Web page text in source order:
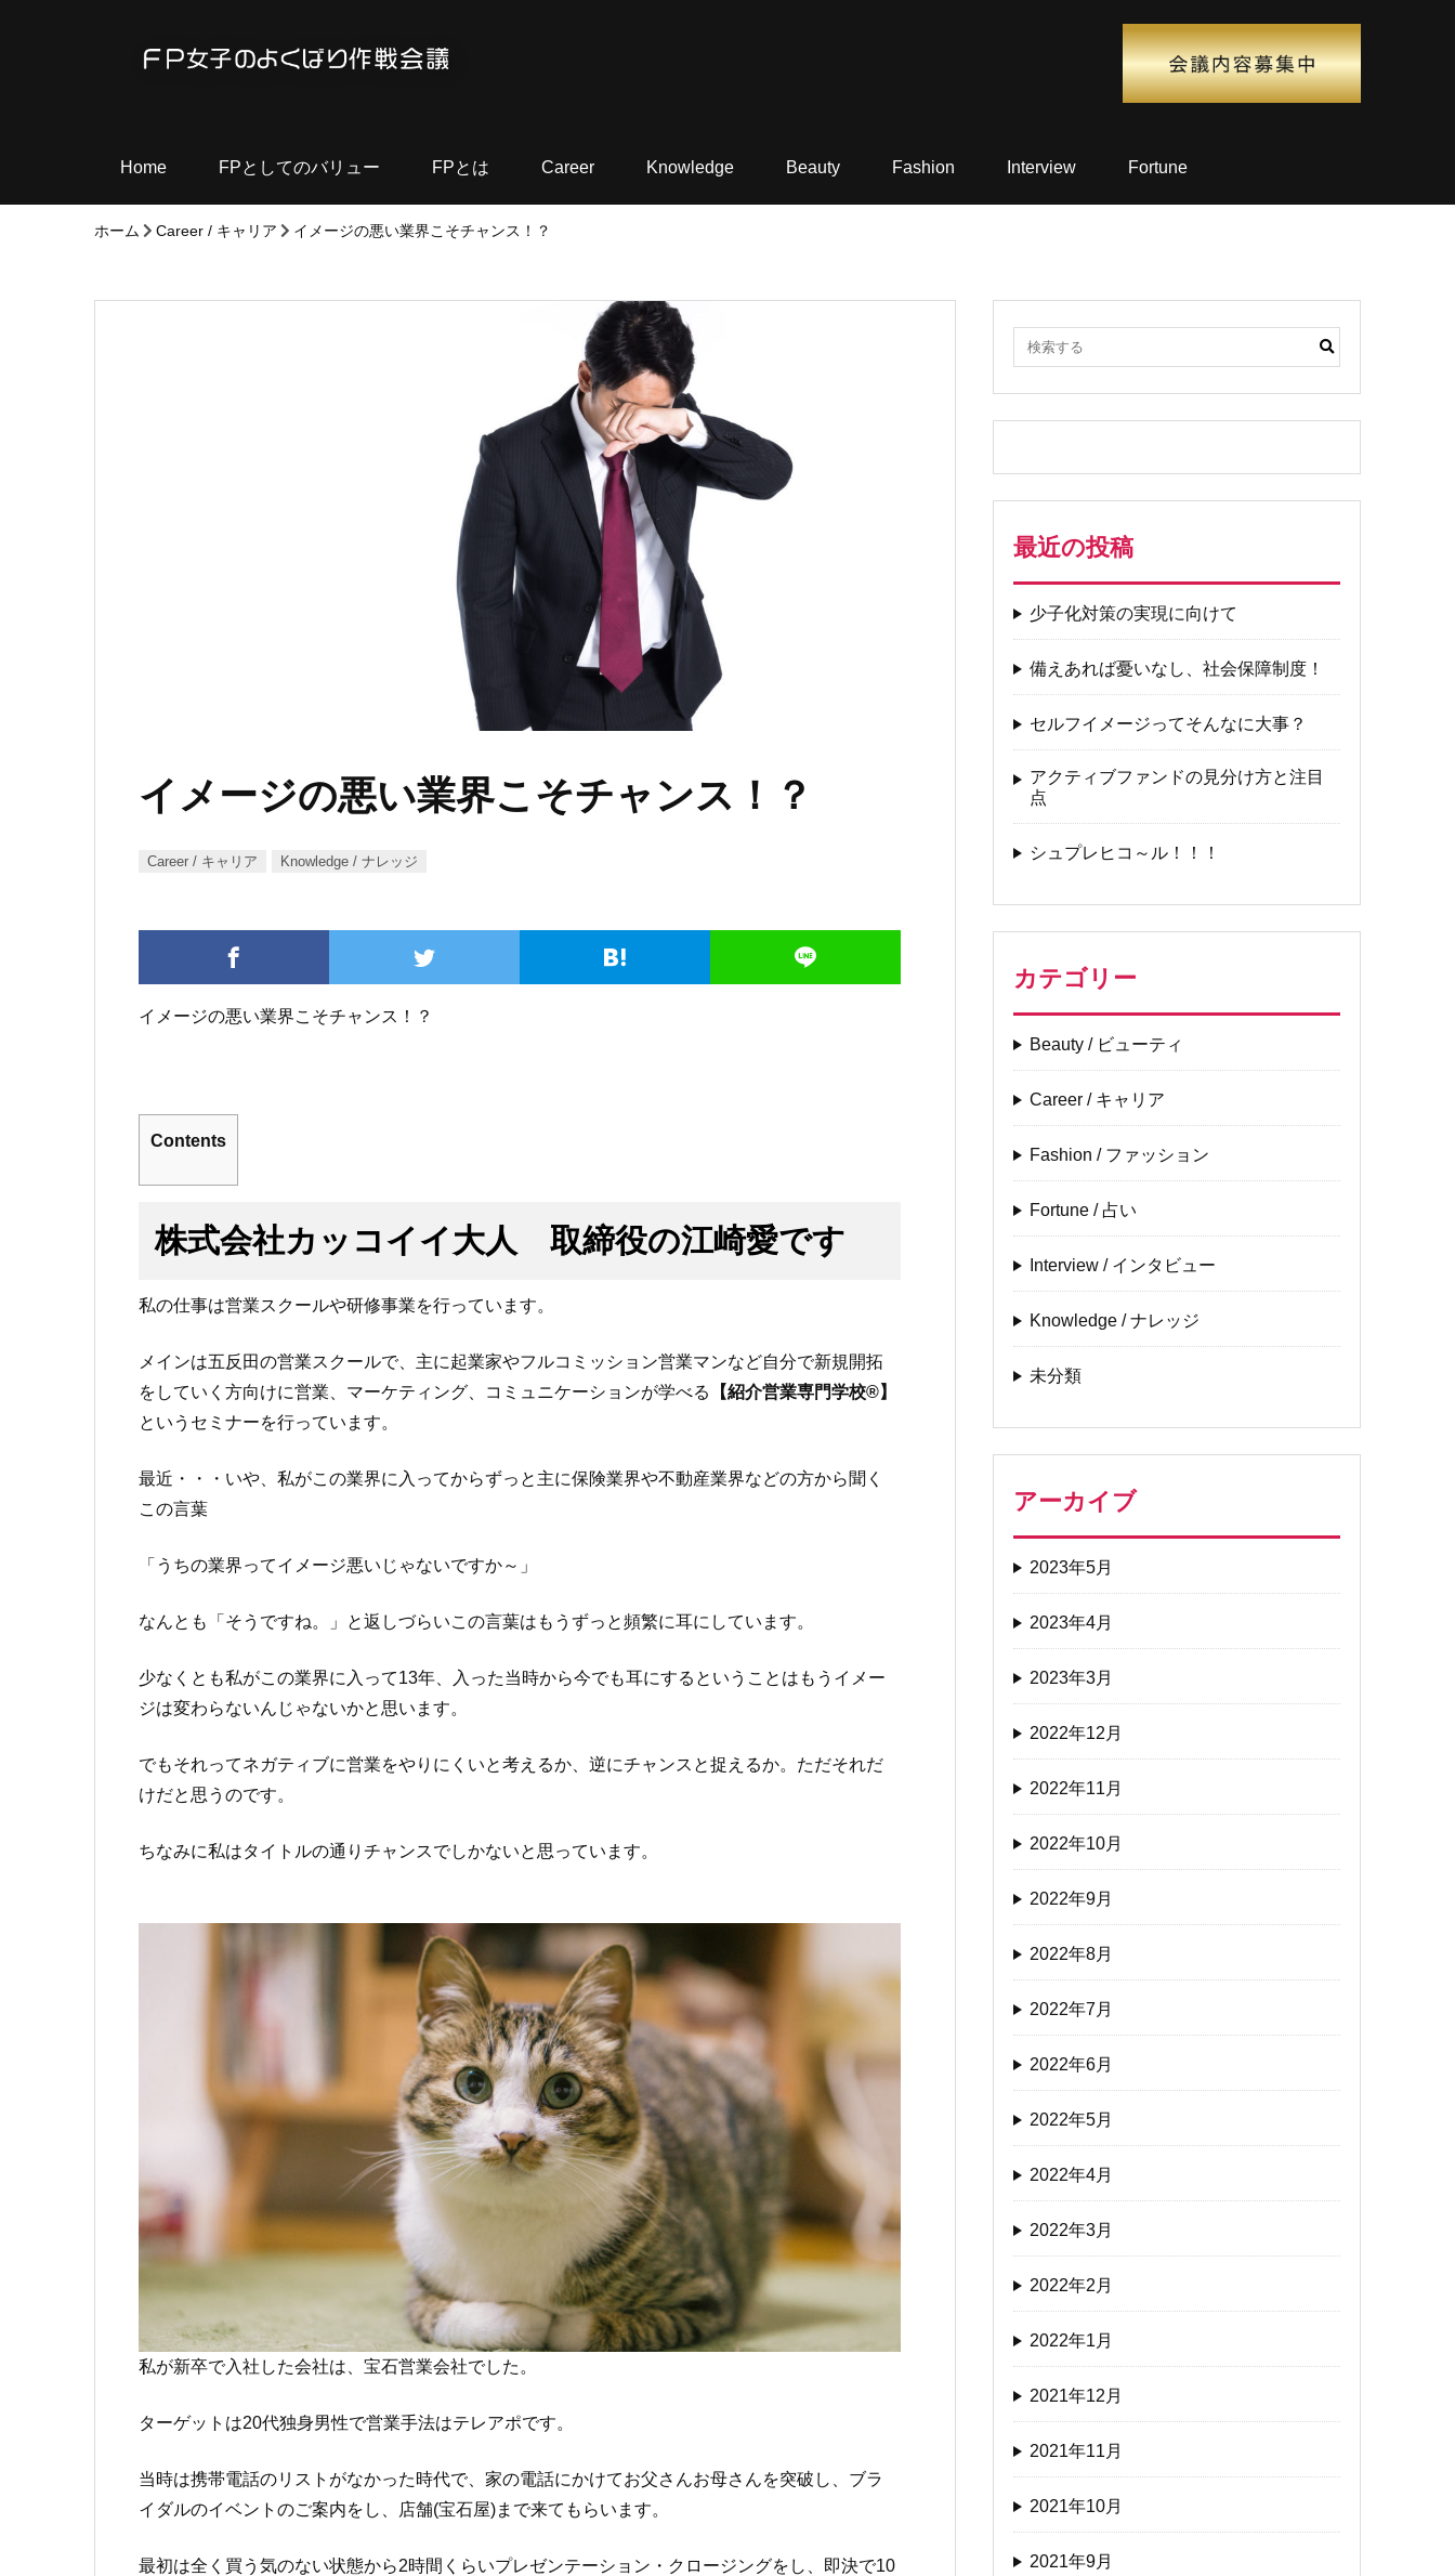
Home FPとしてのバリュー FPとは Career Knowledge Beauty Fashion Interview Fortune
ホーム Career / キャリア イメージの悪い業界こそチャンス！？
イメージの悪い業界こそチャンス！？
Career / キャリア Knowledge / ナレッジ
イメージの悪い業界こそチャンス！？
Contents
株式会社カッコイイ大人 取締役の江崎愛です
私の仕事は営業スクールや研修事業を行っています。
メインは五反田の営業スクールで、主に起業家やフルコミッション営業マンなど自分で新規開拓
をしていく方向けに営業、マーケティング、コミュニケーションが学べる
【紹介営業専門学校®】
というセミナーを行っています。
最近・・・いや、私がこの業界に入ってからずっと主に保険業界や不動産業界などの方から聞く
この言葉
「うちの業界ってイメージ悪いじゃないですか～」
なんとも「そうですね。」と返しづらいこの言葉はもうずっと頻繁に耳にしています。
少なくとも私がこの業界に入って13年、入った当時から今でも耳にするということはもうイメー
ジは変わらないんじゃないかと思います。
でもそれってネガティブに営業をやりにくいと考えるか、逆にチャンスと捉えるか。ただそれだ
けだと思うのです。
ちなみに私はタイトルの通りチャンスでしかないと思っています。
私が新卒で入社した会社は、宝石営業会社でした。
ターゲットは20代独身男性で営業手法はテレアポです。
当時は携帯電話のリストがなかった時代で、家の電話にかけてお父さんお母さんを突破し、ブラ
イダルのイベントのご案内をし、店舗(宝石屋)まで来てもらいます。
最初は全く買う気のない状態から2時間くらいプレゼンテーション・クロージングをし、即決で10
最近の投稿
少子化対策の実現に向けて
備えあれば憂いなし、社会保障制度！
セルフイメージってそんなに大事？
アクティブファンドの見分け方と注目
点
シュプレヒコ～ル！！！
カテゴリー
Beauty / ビューティ
Career / キャリア
Fashion / ファッション
Fortune / 占い
Interview / インタビュー
Knowledge / ナレッジ
未分類
アーカイブ
2023年5月
2023年4月
2023年3月
2022年12月
2022年11月
2022年10月
2022年9月
2022年8月
2022年7月
2022年6月
2022年5月
2022年4月
2022年3月
2022年2月
2022年1月
2021年12月
2021年11月
2021年10月
2021年9月